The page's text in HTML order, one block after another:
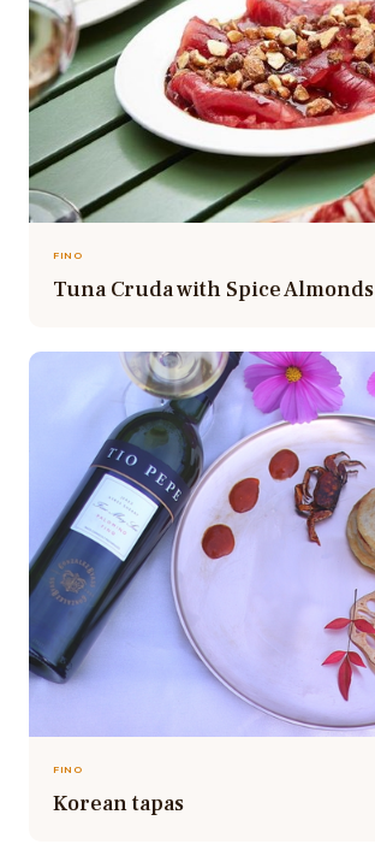
FINO
Tuna Cruda with Spice Almonds
FINO
Korean tapas